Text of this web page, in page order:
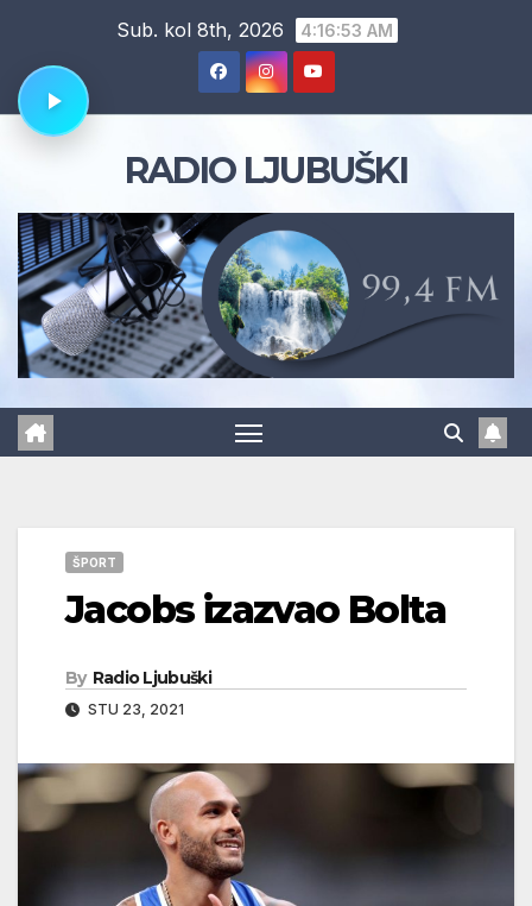
content
Sub. kol 8th, 2026 4:16:54 AM
RADIO LJUBUŠKI
ŠPORT
Jacobs izazvao Bolta
By Radio Ljubuški
STU 23, 2021